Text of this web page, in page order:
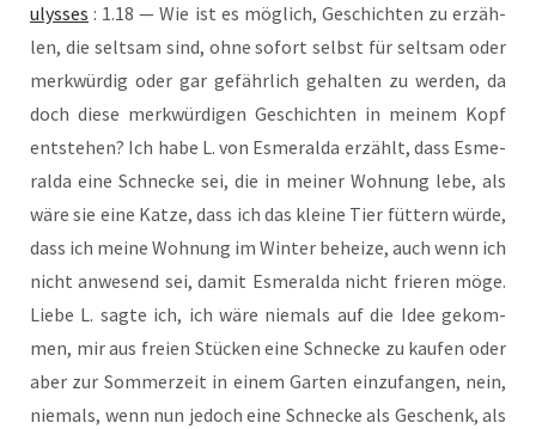
ulys­ses : 1.18 — Wie ist es mög­lich, Geschich­ten zu erzäh­
len, die selt­sam sind, ohne sofort selbst für selt­sam oder
merk­wür­dig oder gar gefähr­lich gehal­ten zu wer­den, da
doch die­se merk­wür­di­gen Geschich­ten in mei­nem Kopf
ent­ste­hen? Ich habe L. von Esme­ral­da erzählt, dass Esme­
ral­da eine Schne­cke sei, die in mei­ner Woh­nung lebe, als
wäre sie eine Kat­ze, dass ich das klei­ne Tier füt­tern wür­de,
dass ich mei­ne Woh­nung im Win­ter behei­ze, auch wenn ich
nicht anwe­send sei, damit Esme­ral­da nicht frie­ren möge.
Lie­be L. sag­te ich, ich wäre nie­mals auf die Idee gekom­
men, mir aus frei­en Stü­cken eine Schne­cke zu kau­fen oder
aber zur Som­mer­zeit in einem Gar­ten ein­zu­fan­gen, nein,
nie­mals, wenn nun jedoch eine Schne­cke als Geschenk, als